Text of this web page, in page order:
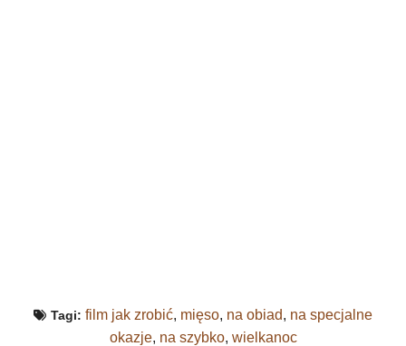
Tagi: film jak zrobić, mięso, na obiad, na specjalne
okazje, na szybko, wielkanoc